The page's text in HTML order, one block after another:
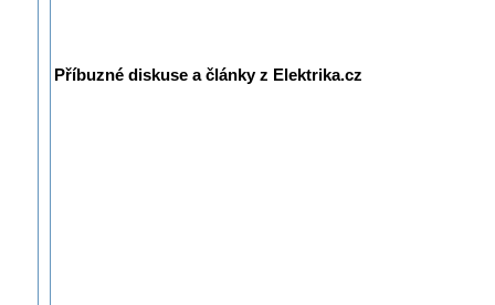
Příbuzné diskuse a články z Elektrika.cz